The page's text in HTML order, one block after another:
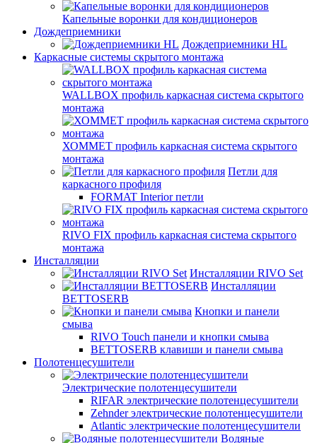
Капельные воронки для кондиционеров
Дождеприемники
Дождеприемники HL
Каркасные системы скрытого монтажа
WALLBOX профиль каркасная система скрытого
монтажа
ХОММЕТ профиль каркасная система скрытого
монтажа
Петли для
каркасного профиля
FORMAT Interior петли
RIVO FIX профиль каркасная система скрытого
монтажа
Инсталляции
Инсталляции RIVO Set
Инсталляции
BETTOSERB
Кнопки и панели
смыва
RIVO Touch панели и кнопки смыва
BETTOSERB клавиши и панели смыва
Полотенцесушители
Электрические полотенцесушители
RIFAR электрические полотенцесушители
Zehnder электрические полотенцесушители
Atlantic электрические полотенцесушители
Водяные